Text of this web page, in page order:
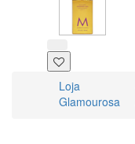
Loja
Glamourosa